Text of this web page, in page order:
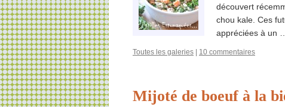
découvert
chou kale. Ces
appréciées à un …
Toutes les galeries 10 commentaires
Mijoté de boeuf à la